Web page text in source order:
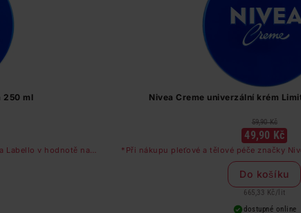
250 ml
Labello v hodnotě nad
Nivea Creme univerzální krém
59,90 Kč
49,90 Kč
*Při nákupu pleťové a tělové péče značky
249 Kč dostanete odličovač
Do košíku
665,33 Kč / lit
dostupné online